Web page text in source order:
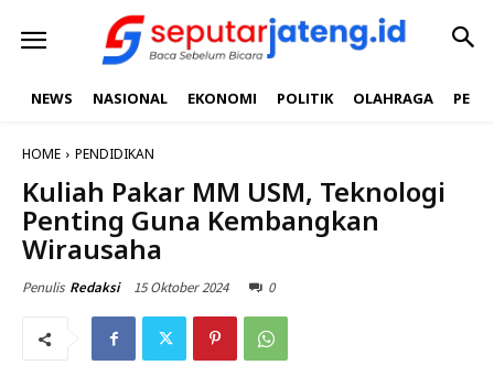
NEWS NASIONAL EKONOMI POLITIK OLAHRAGA
HOME PENDIDIKAN
Kuliah Pakar MM USM, Teknologi
Penting Guna Kembangkan
Wirausaha
Penulis Redaksi 15 Oktober 2024 0